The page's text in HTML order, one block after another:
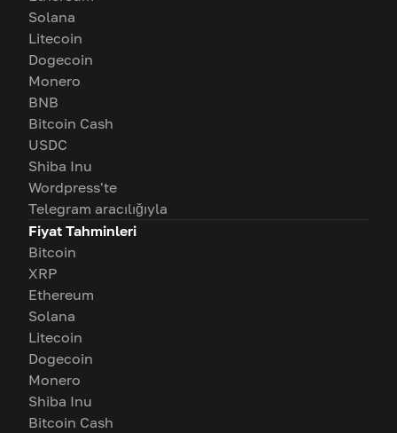
Solana
Litecoin
Dogecoin
Monero
BNB
Bitcoin Cash
USDC
Shiba Inu
Wordpress'te
Telegram aracılığıyla
Fiyat Tahminleri
Bitcoin
XRP
Ethereum
Solana
Litecoin
Dogecoin
Monero
Shiba Inu
Bitcoin Cash